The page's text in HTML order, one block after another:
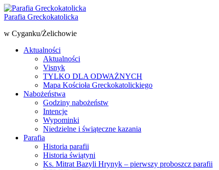
Parafia Greckokatolicka
w Cyganku/Żelichowie
Aktualności
Aktualności
Visnyk
TYLKO DLA ODWAŻNYCH
Mapa Kościoła Greckokatolickiego
Nabożeństwa
Godziny nabożeństw
Intencje
Wypominki
Niedzielne i świąteczne kazania
Parafia
Historia parafii
Historia świątyni
Ks. Mitrat Bazyli Hrynyk – pierwszy proboszcz parafii